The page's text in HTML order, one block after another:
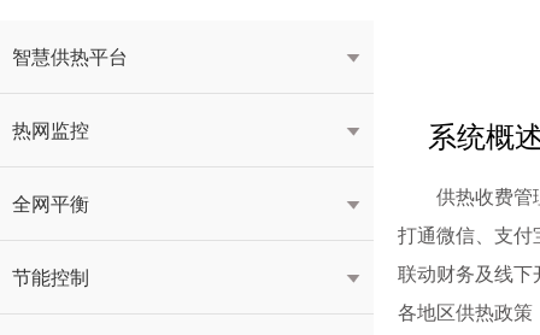
智慧供热平台 
热网监控 
全网平衡 
节能控制 
系统概
供热收费管
打通微信、支
联动财务及线
各地区供热政